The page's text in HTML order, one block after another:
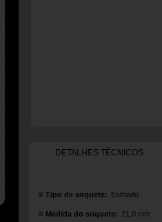
DETALHES TÉCNICOS
Tipo de soquete: Estriado
Medida do soquete: 21,0 mm